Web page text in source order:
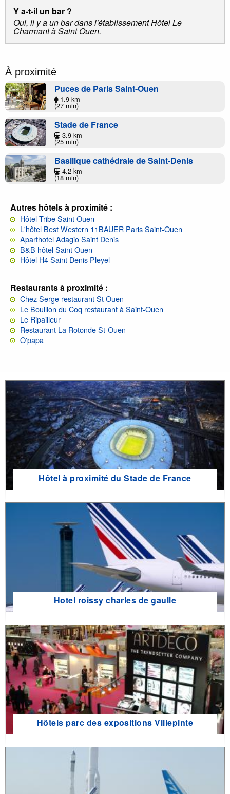
Y a-t-il un bar ?
Oui, il y a un bar dans l'établissement Hôtel Le
Charmant à Saint Ouen.
À proximité
Puces de Paris Saint-Ouen
1.9 km
(27 min)
Stade de France
3.9 km
(25 min)
Basilique cathédrale de Saint-Denis
4.2 km
(18 min)
Autres hôtels à proximité :
Hôtel Tribe Saint Ouen
L'hôtel Best Western 11BAUER Paris Saint-Ouen
Aparthotel Adagio Saint Denis
B&B hôtel Saint Ouen
Hôtel H4 Saint Denis Pleyel
Restaurants à proximité :
Chez Serge restaurant St Ouen
Le Bouillon du Coq restaurant à Saint-Ouen
Le Ripailleur
Restaurant La Rotonde St-Ouen
O'papa
Hôtel à proximité du Stade de France
Hotel roissy charles de gaulle
Hôtels parc des expositions Villepinte